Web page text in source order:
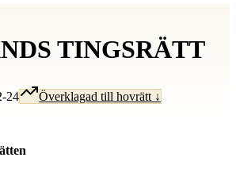
TINGSRÄTT
24 Överklagad till hovrätt ↓